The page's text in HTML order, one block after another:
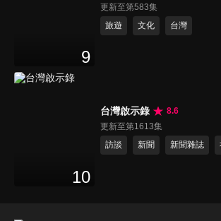
9
更新至第583集
旅遊
文化 台灣
10
台灣啟示錄
8.6
更新至第1613集
訪談
新聞 新聞雜誌